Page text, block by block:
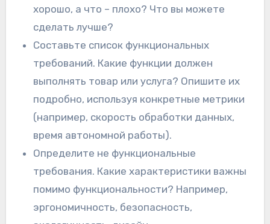
хорошо, а что – плохо? Что вы можете
сделать лучше?
Составьте список функциональных
требований. Какие функции должен
выполнять товар или услуга? Опишите их
подробно, используя конкретные метрики
(например, скорость обработки данных,
время автономной работы).
Определите не функциональные
требования. Какие характеристики важны
помимо функциональности? Например,
эргономичность, безопасность,